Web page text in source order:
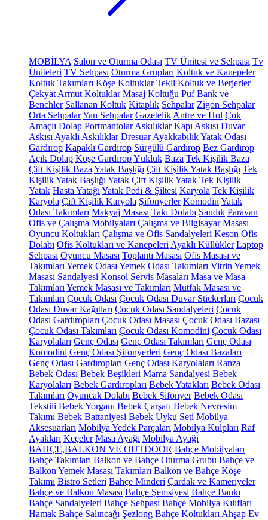
MOBİLYA Salon ve Oturma Odası TV Ünitesi ve Sehpası Tv
Üniteleri TV Sehpası Oturma Grupları Koltuk ve Kanepeler
Koltuk Takımları Köşe Koltuklar Tekli Koltuk ve Berjerler
Çekyat Armut Koltuklar Masaj Koltuğu Puf Bank ve
Benchler Sallanan Koltuk Kitaplık Sehpalar Zigon Sehpalar
Orta SehpalarYan Sehpalar Gazetelik Antre ve Hol Çok
Amaçlı Dolap Portmantolar Askılıklar Kapı Askısı Duvar
Askısı Ayaklı Askılıklar Dresuar AyakkabılıkYatak Odası
Gardırop Kapaklı Gardırop Sürgülü Gardırop Bez Gardırop
Açık Dolap Köşe GardıropYüklük Baza Tek Kişilik Baza
Çift Kişilik Baza Yatak Başlığı Çift Kişilik Yatak Başlığı Tek
Kişilik Yatak Başlığı Yatak Çift Kişilik Yatak Tek Kişilik
Yatak Hasta Yatağı Yatak Pedi & Şiltesi Karyola Tek Kişilik
Karyola Çift Kişilik Karyola Şifonyerler Komodin Yatak
Odası Takımları Makyaj Masası Takı Dolabı Sandık Paravan
Ofis ve Çalışma Mobilyaları Çalışma ve Bilgisayar Masası
Oyuncu Koltukları Çalışma ve Ofis Sandalyeleri Keson Ofis
Dolabı Ofis Koltukları ve Kanepeleri Ayaklı Küllükler Laptop
Sehpası Oyuncu Masası Toplantı Masası Ofis Masası ve
Takımları Yemek Odası Yemek Odası Takımları Vitrin Yemek
Masası Sandalyesi Konsol Servis Masaları Masa ve Masa
Takımları Yemek Masası ve Takımları Mutfak Masası ve
Takımları Çocuk Odası Çocuk Odası Duvar Stickerları Çocuk
Odası Duvar Kağıtları Çocuk Odası Sandalyeleri Çocuk
Odası Gardıropları Çocuk Odası Masası Çocuk Odası Bazası
Çocuk Odası Takımları Çocuk Odası Komodini Çocuk Odası
Karyolaları Genç Odası Genç Odası Takımları Genç Odası
Komodini Genç Odası Şifonyerleri Genç Odası Bazaları
Genç Odası Gardıropları Genç Odası Karyolaları Ranza
Bebek Odası Bebek Beşikleri Mama Sandalyesi Bebek
Karyolaları Bebek Gardıropları Bebek Yatakları Bebek Odası
Takımları Oyuncak Dolabı Bebek Şifonyer Bebek Odası
Tekstili Bebek Yorganı Bebek Çarşafı Bebek Nevresim
Takımı Bebek Battaniyesi Bebek Uyku Seti Mobilya
Aksesuarları Mobilya Yedek Parçaları Mobilya Kulpları Raf
Ayakları Keçeler Masa Ayağı Mobilya Ayağı
BAHÇE,BALKON VE OUTDOOR Bahçe Mobilyaları
Bahçe Takımları Balkon ve Bahçe Oturma Grubu Bahçe ve
Balkon Yemek Masası Takımları Balkon ve Bahçe Köşe
Takımı Bistro Setleri Bahçe Minderi Çardak ve Kameriyeler
Bahçe ve Balkon Masası Bahçe Şemsiyesi Bahçe Bankı
Bahçe Sandalyeleri Bahçe Sehpası Bahçe Mobilya Kılıfları
Hamak Bahçe Salıncağı Şezlong Bahçe Koltukları Ahşap Ev